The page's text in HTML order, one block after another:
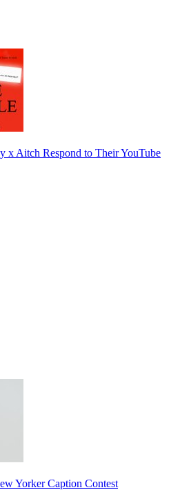
x Aitch Respond to Their YouTube
Yorker Caption Contest